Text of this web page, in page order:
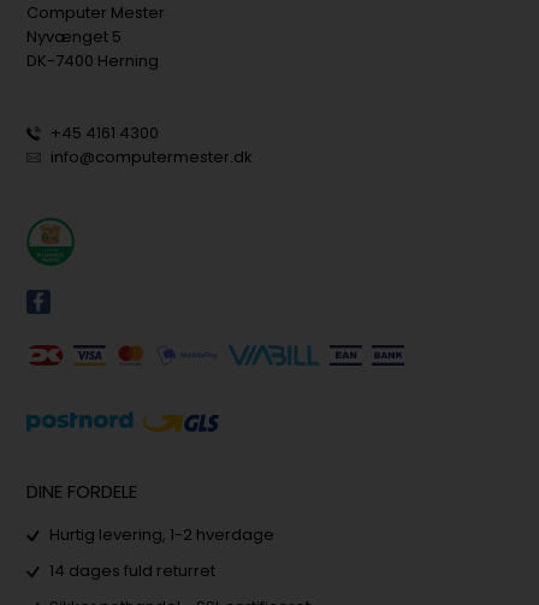
Computer Mester
Nyvænget 5
DK-7400 Herning
+45 4161 4300
info@computermester.dk
DINE FORDELE
Hurtig levering, 1-2 hverdage
14 dages fuld returret